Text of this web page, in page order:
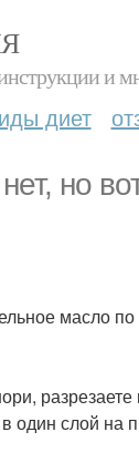
и
диет
но
масло по
один слой на